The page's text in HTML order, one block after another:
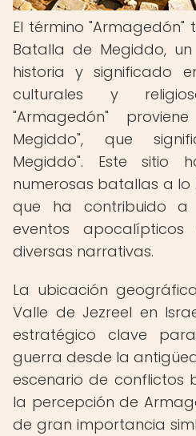
El término "Armagedón"
Batalla de Megiddo,
historia y significado
culturales y
"Armagedón"
Megiddo", que
Megiddo". Este sitio
numerosas batallas a lo
que ha contribuido a
eventos
diversas narrativas.
La ubicación
Valle de Jezreel en
estratégico clave
guerra desde la
escenario de conflictos
la percepción de
de gran importancia